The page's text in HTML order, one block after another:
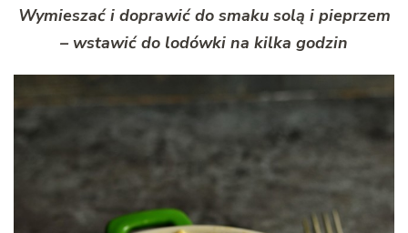
Wymieszać i doprawić do smaku solą i pieprzem
– wstawić do lodówki na kilka godzin